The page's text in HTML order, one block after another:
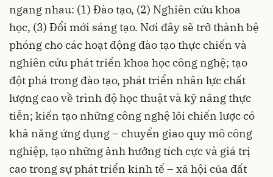
ngang nhau: (1) Đào tạo, (2) Nghiên cứu khoa
học, (3) Đổi mới sáng tạo. Nơi đây sẽ trở thành bệ
phóng cho các hoạt động đào tạo thực chiến và
nghiên cứu phát triển khoa học công nghệ; tạo
đột phá trong đào tạo, phát triển nhân lực chất
lượng cao về trình độ học thuật và kỹ năng thực
tiễn; kiến tạo những công nghệ lõi chiến lược có
khả năng ứng dụng – chuyển giao quy mô công
nghiệp, tạo những ảnh hưởng tích cực và giá trị
cao trong sự phát triển kinh tế – xã hội của đất